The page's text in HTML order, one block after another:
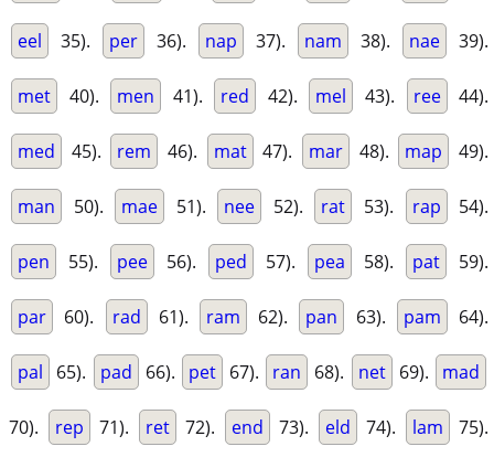
eel 35). per 36). nap 37). nam 38). nae 39).
met 40). men 41). red 42). mel 43). ree 44).
med 45). rem 46). mat 47). mar 48). map 49).
man 50). mae 51). nee 52). rat 53). rap 54).
pen 55). pee 56). ped 57). pea 58). pat 59).
par 60). rad 61). ram 62). pan 63). pam 64).
pal 65). pad 66). pet 67). ran 68). net 69). mad
70). rep 71). ret 72). end 73). eld 74). lam 75).